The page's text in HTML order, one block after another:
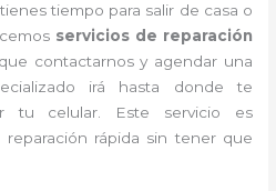
tiempo para salir de casa o
servicios de reparación
contactarnos y agendar una
irá hasta donde te
tu celular. Este servicio es
rápida sin tener que